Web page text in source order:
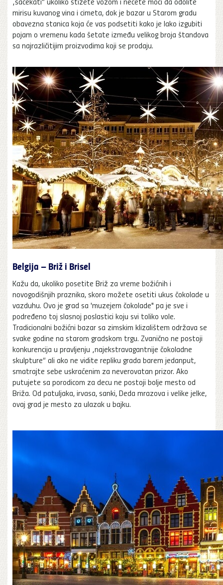
mirisu kuvanog vina i cimeta, dok je bazar u Starom gradu
obavezna stanica koja će vas podsetiti kako je lako izgubiti
pojam o vremenu kada šetate između velikog broja štandova
sa najrazličitijim proizvodima koji se prodaju.
Belgija – Briž i Brisel
Kažu da, ukoliko posetite Briž za vreme božićnih i
novogodišnjih praznika, skoro možete osetiti ukus čokolade u
vazduhu. Ovo je grad sa 'muzejem čokolade" pa je sve i
podređeno toj slasnoj poslastici koju svi toliko vole.
Tradicionalni božićni bazar sa zimskim klizalištem održava se
svake godine na starom gradskom trgu. Zvanično ne postoji
konkurencija u pravljenju „najekstravagantnije čokoladne
skulpture“ ali ako ne vidite repliku grada barem jedanput,
smatrajte sebe uskraćenim za neverovatan prizor. Ako
putujete sa porodicom za decu ne postoji bolje mesto od
Briža. Od patuljaka, irvasa, sanki, Deda mrazova i velike jelke,
ovaj grad je mesto za ulazak u bajku.